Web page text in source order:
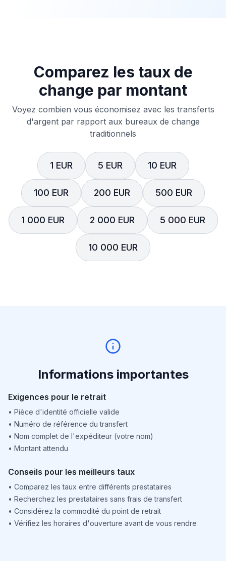
Comparez les taux de
change par montant
Voyez combien vous économisez avec les transferts
d'argent par rapport aux bureaux de change
traditionnels
1 EUR 5 EUR 10 EUR
100 EUR 200 EUR 500 EUR
1 000 EUR 2 000 EUR 5 000 EUR
10 000 EUR
Informations importantes
Exigences pour le retrait
• Pièce d'identité officielle valide
• Numéro de référence du transfert
• Nom complet de l'expéditeur (votre nom)
• Montant attendu
Conseils pour les meilleurs taux
• Comparez les taux entre différents prestataires
• Recherchez les prestataires sans frais de transfert
• Considérez la commodité du point de retrait
• Vérifiez les horaires d'ouverture avant de vous rendre